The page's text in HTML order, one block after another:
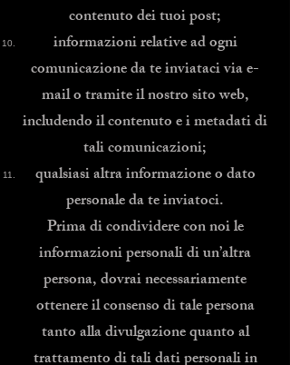
contenuto dei tuoi post;
informazioni relative ad ogni
comunicazione da te inviataci via e-
mail o tramite il nostro sito web,
includendo il contenuto e i metadati di
tali comunicazioni;
qualsiasi altra informazione o dato
personale da te inviatoci.
Prima di condividere con noi le
informazioni personali di un’altra
persona, dovrai necessariamente
ottenere il consenso di tale persona
tanto alla divulgazione quanto al
trattamento di tali dati personali in